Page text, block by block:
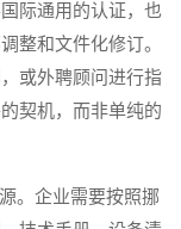
际通用的认证，也
整和文件化修订。
或外聘顾问进行指
契机，而非单纯的
。企业需要按照挪